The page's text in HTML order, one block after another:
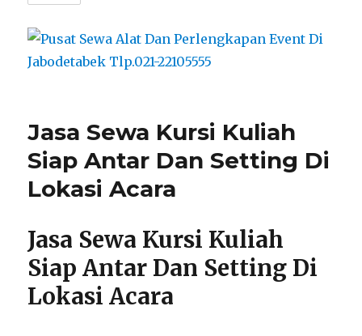
Jasa Sewa Kursi Kuliah
Siap Antar Dan Setting Di
Lokasi Acara
Jasa Sewa Kursi Kuliah
Siap Antar Dan Setting Di
Lokasi Acara